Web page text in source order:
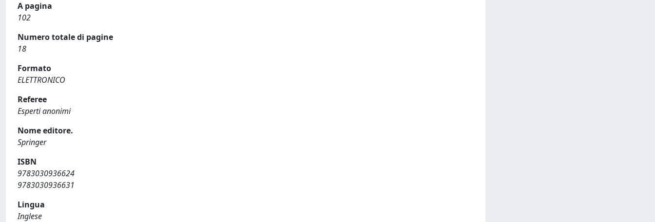
A pagina
102
Numero totale di pagine
18
Formato
ELETTRONICO
Referee
Esperti anonimi
Nome editore.
Springer
ISBN
9783030936624
9783030936631
Lingua
Inglese